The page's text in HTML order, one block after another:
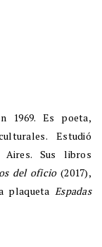
1969. Es poeta,
Estudió
Sus libros
del oficio(2017),
plaquetaEspadas